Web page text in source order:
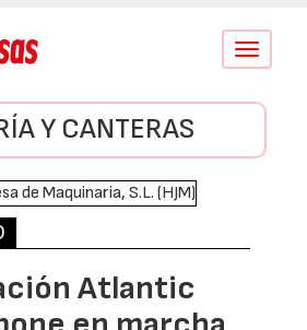
Conmutar
Y CANTERAS
Atlantic